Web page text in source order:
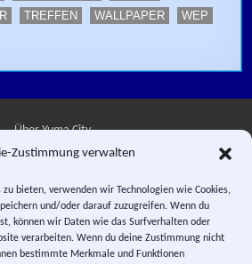
Zustimmung verwalten
bieten, verwenden wir Technologien wie Cookies,
und/oder darauf zuzugreifen. Wenn du
können wir Daten wie das Surfverhalten oder
verarbeiten. Wenn du deine Zustimmung nicht
bestimmte Merkmale und Funktionen
TREFFEN WALLPAPER
WEP
Über Yuma City
Impressum